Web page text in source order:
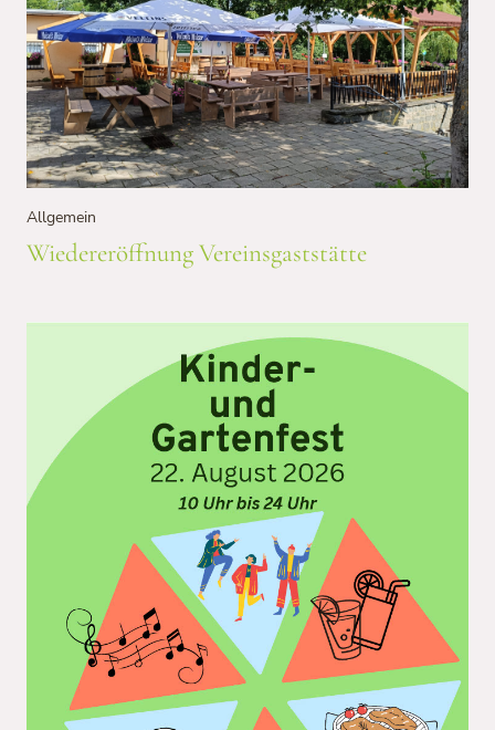
Allgemein
Wiedereröffnung Vereinsgaststätte